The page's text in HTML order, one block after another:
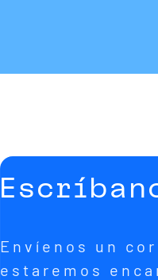
Envíenos un
estaremos